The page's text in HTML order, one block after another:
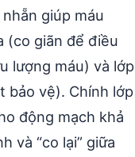
giúp máu
(co giãn để điều
lượng máu) và lớp
bảo vệ). Chính lớp
động mạch khả
và “co lại” giữa